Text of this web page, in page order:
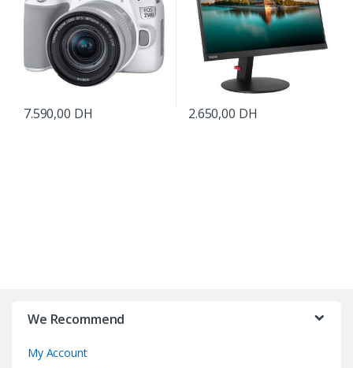
7.590,00 DH 2.650,00 DH
We Recommend
My Account